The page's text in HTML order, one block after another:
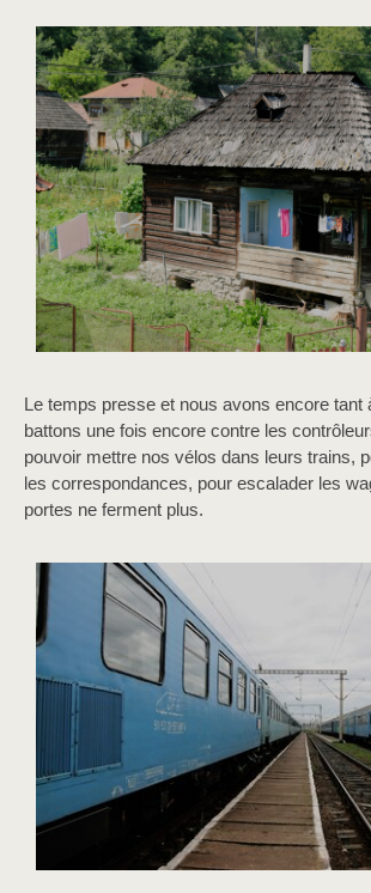
Le temps presse et nous avons encore tant
battons une fois encore contre les
pouvoir mettre nos vélos dans leurs trains,
les correspondances, pour escalader les
portes ne ferment plus.